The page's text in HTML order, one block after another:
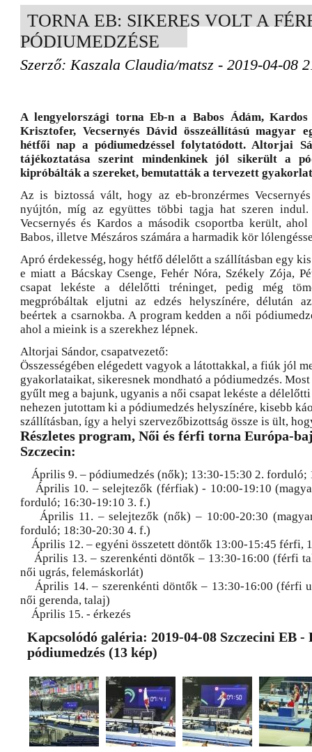
TORNA EB: SIKERES VOLT A
PÓDIUMEDZÉSE
Szerző: Kaszala Claudia/matsz - 2019-04-08
A lengyelországi torna Eb-n a Babos Ádám, Kardos
Krisztofer, Vecsernyés Dávid összeállítású magyar
hétfői nap a pódiumedzéssel folytatódott. Altorjai
tájékoztatása szerint mindenkinek jól sikerült a
kipróbálták a szereket, bemutatták a tervezett
Az is biztossá vált, hogy az eb-bronzérmes
nyújtón, míg az együttes többi tagja hat szeren indul.
Vecsernyés és Kardos a második csoportba került,
Babos, illetve Mészáros számára a harmadik kör
Apró érdekesség, hogy hétfő délelőtt a szállításban egy
e miatt a Bácskay Csenge, Fehér Nóra, Székely Zója,
csapat lekéste a délelőtti tréninget, pedig még
megpróbáltak eljutni az edzés helyszínére, délután
beértek a csarnokba. A program kedden a női
ahol a mieink is a szerekhez lépnek.
Altorjai Sándor, csapatvezető:
Összességében elégedett vagyok a látottakkal, a fiúk jól
gyakorlataikat, sikeresnek mondható a pódiumedzés.
gyűlt meg a bajunk, ugyanis a női csapat lekéste a
nehezen jutottam ki a pódiumedzés helyszínére, kisebb
szállításban, így a helyi szervezőbizottság össze is ült,
Részletes program, Női és férfi torna Európa-
Szczecin:
Április 9. – pódiumedzés (nők); 13:30-15:30 2. forduló;
Április 10. – selejtezők (férfiak) - 10:00-19:10
forduló; 16:30-19:10 3. f.)
Április 11. – selejtezők (nők) – 10:00-20:30
forduló; 18:30-20:30 4. f.)
Április 12. – egyéni összetett döntők 13:00-15:45 férfi,
Április 13. – szerenkénti döntők – 13:30-16:00 (férfi
női ugrás, felemáskorlát)
Április 14. – szerenkénti döntők – 13:30-16:00 (férfi
női gerenda, talaj)
Április 15. - érkezés
Kapcsolódó galéria: 2019-04-08 Szczecini EB -
pódiumedzés (13 kép)